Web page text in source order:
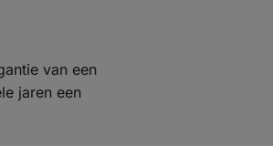
van een
jaren een